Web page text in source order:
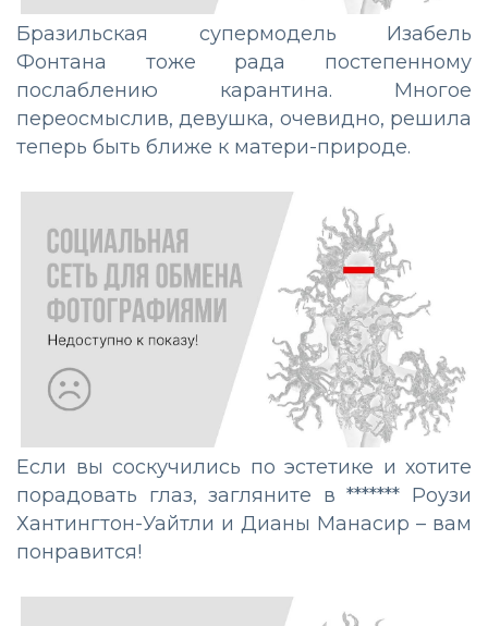
Бразильская супермодель Изабель
Фонтана тоже рада постепенному
послаблению карантина. Многое
переосмыслив, девушка, очевидно, решила
теперь быть ближе к матери-природе.
Если вы соскучились по эстетике и хотите
порадовать глаз, загляните в ******* Роузи
Хантингтон-Уайтли и Дианы Манасир – вам
понравится!